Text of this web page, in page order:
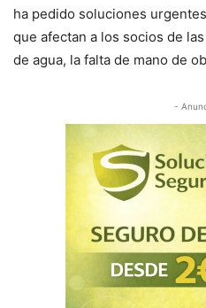
ha pedido soluciones
que afectan a los socios de
de agua, la falta de mano de
-